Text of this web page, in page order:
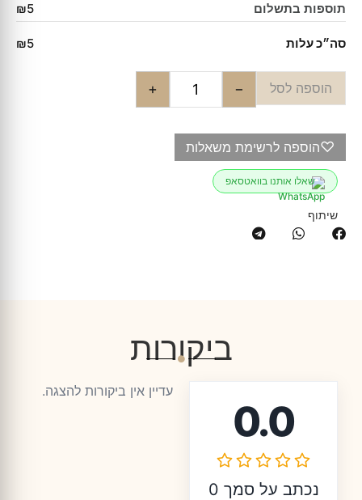
תוספות בתשלום
₪5
סה״כ עלות ₪5
−
+ הוספה לסל
♡הוספה לרשימת משאלות
שאלו אותנו בוואטסאפ
שיתוף
ביקורות
0.0
נכתב על סמך 0
עדיין אין ביקורות להצגה.